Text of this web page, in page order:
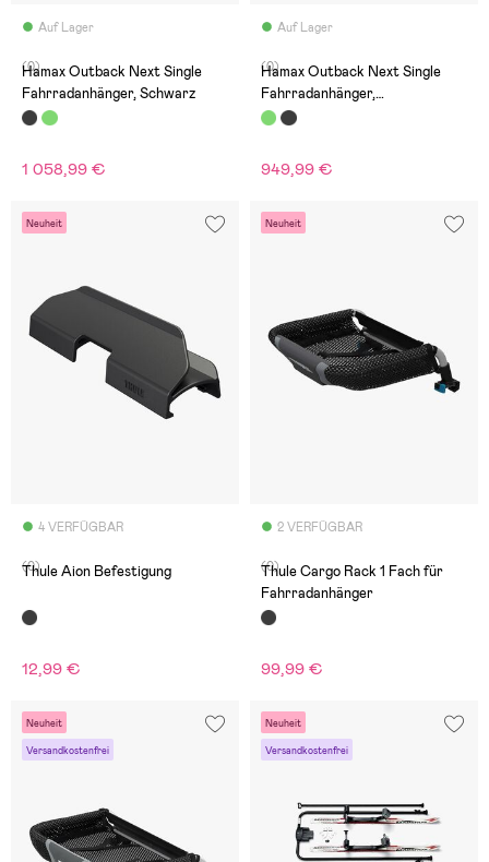
Auf Lager
(0)
Hamax Outback Next Single
Fahrradanhänger, Schwarz
1 058,99 €
Auf Lager
(0)
Hamax Outback Next Single
Fahrradanhänger,
Grün/Schwarz
949,99 €
Neuheit
4 VERFÜGBAR
(0)
Thule Aion Befestigung
12,99 €
Neuheit
2 VERFÜGBAR
(0)
Thule Cargo Rack 1 Fach für
Fahrradanhänger
99,99 €
Neuheit
Versandkostenfrei
Neuheit
Versandkostenfrei